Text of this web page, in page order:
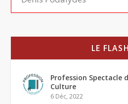
LE FLASH
Profession Spectacle
Culture
6 Déc, 2022